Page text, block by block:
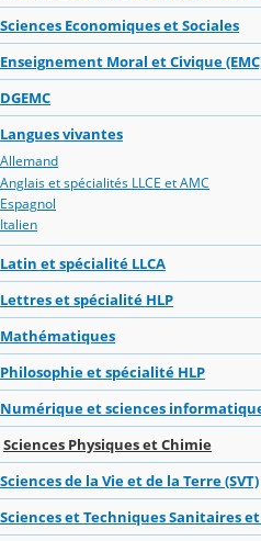
Sciences Economiques et Sociales
Enseignement Moral et Civique
DGEMC
Langues vivantes
Allemand
Anglais et spécialités LLCE et AMC
Espagnol
Italien
Latin et spécialité LLCA
Lettres et spécialité HLP
Mathématiques
Philosophie et spécialité HLP
Numérique et sciences
Sciences Physiques et Chimie
Sciences de la Vie et de la Terre (SVT)
Sciences et Techniques Sanitaires et